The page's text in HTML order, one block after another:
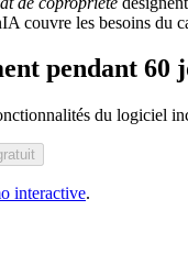
couvre les besoins du
pendant 60
du logiciel
interactive.